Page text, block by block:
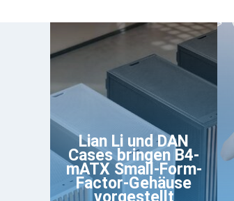
Lian Li und DAN
Cases bringen B4-
mATX Small-Form-
Factor-Gehäuse
vorgestellt